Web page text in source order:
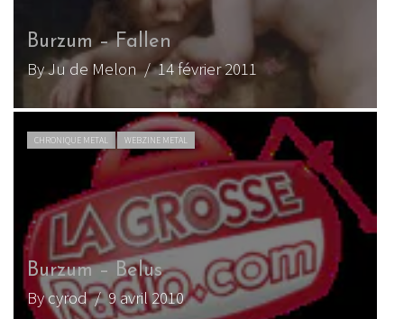
Burzum – Fallen
By Ju de Melon/ 14 février 2011
CHRONIQUE METAL WEBZINE METAL
Burzum – Belus
By cyrod/ 9 avril 2010